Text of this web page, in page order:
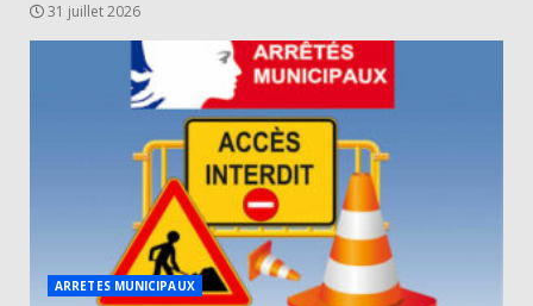
31 juillet 2026
ARRETES MUNICIPAUX